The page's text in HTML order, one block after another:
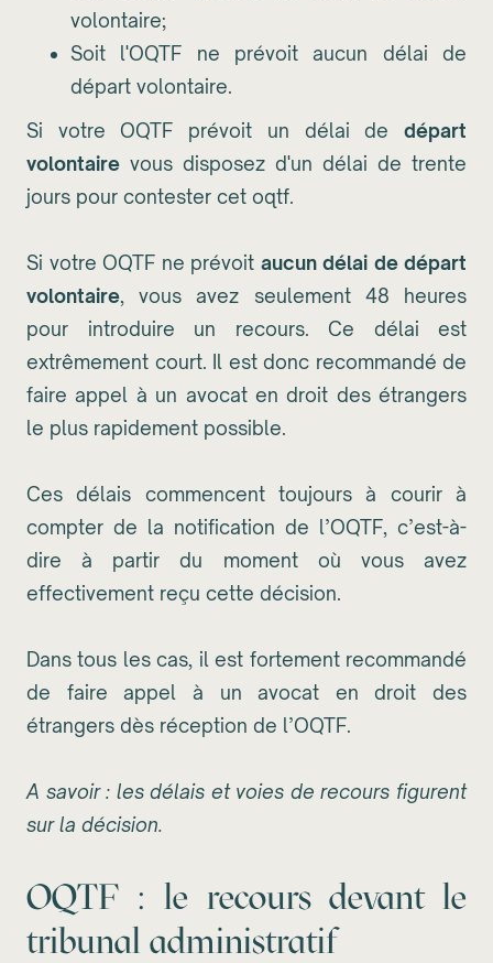
volontaire;
Soit l'OQTF ne prévoit aucun délai de
départ volontaire.
Si votre OQTF prévoit un délai de départ
volontaire vous disposez d'un délai de trente
jours pour contester cet oqtf.
Si votre OQTF ne prévoit aucun délai de départ
volontaire, vous avez seulement 48 heures
pour introduire un recours. Ce délai est
extrêmement court. Il est donc recommandé de
faire appel à un avocat en droit des étrangers
le plus rapidement possible.
Ces délais commencent toujours à courir à
compter de la notification de l’OQTF, c’est-à-
dire à partir du moment où vous avez
effectivement reçu cette décision.
Dans tous les cas, il est fortement recommandé
de faire appel à un avocat en droit des
étrangers dès réception de l’OQTF.
A savoir : les délais et voies de recours figurent
sur la décision.
OQTF : le recours devant le
tribunal administratif